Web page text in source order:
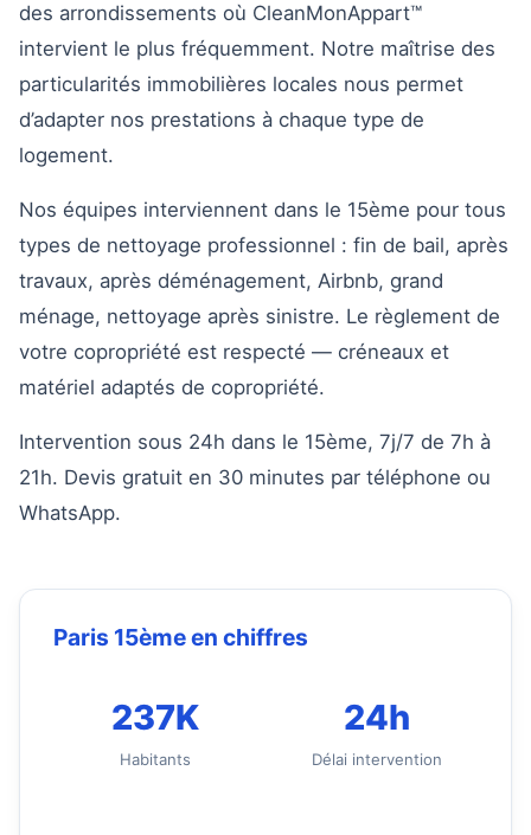
des arrondissements où CleanMonAppart™
intervient le plus fréquemment. Notre maîtrise des
particularités immobilières locales nous permet
d’adapter nos prestations à chaque type de
logement.
Nos équipes interviennent dans le 15ème pour tous
types de nettoyage professionnel : fin de bail, après
travaux, après déménagement, Airbnb, grand
ménage, nettoyage après sinistre. Le règlement de
votre copropriété est respecté — créneaux et
matériel adaptés de copropriété.
Intervention sous 24h dans le 15ème, 7j/7 de 7h à
21h. Devis gratuit en 30 minutes par téléphone ou
WhatsApp.
Paris 15ème en chiffres
237K
Habitants
24h
Délai intervention